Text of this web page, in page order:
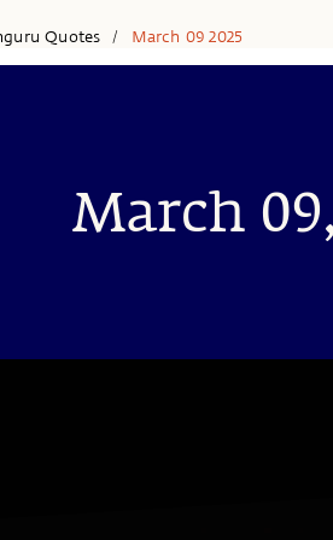
Quotes / March 09 2025
March